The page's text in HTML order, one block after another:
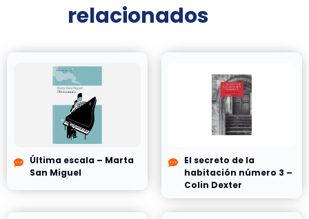
relacionados
Última escala – Marta
San Miguel
El secreto de la
habitación número 3 –
Colin Dexter